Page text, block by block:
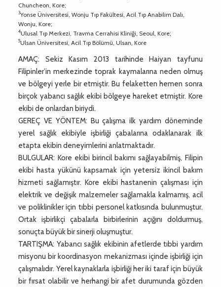
Chuncheon, Kore;
3Yonse Üniversitesi, Wonju Tıp Fakültesi, Acil Tıp Anabilim Dalı,
Wonju, Kore;
4Ulusal Tıp Merkezi, Travma Cerrahisi Kliniği, Seoul, Kore;
5Ulsan Üniversitesi, Acil Tıp Bölümü, Ulsan, Kore
AMAÇ: Sekiz Kasım 2013 tarihinde Haiyan tayfunu
Filipinler’in merkezinde toprak kaymalarına neden olmuş
ve bölgeyi yerle bir etmiştir. Bu felaketten hemen sonra
birçok yabancı sağlık ekibi bölgeye hareket etmiştir. Kore
ekibi de onlardan biriydi.
GEREÇ VE YÖNTEM: Bu çalışma ilk yardım döneminde
yerel sağlık ekibiyle işbirliği çabalarına odaklanarak ilk
etapta ekibin deneyimlerini anlatmaktadır.
BULGULAR: Kore ekibi birincil bakımı sağlayabilmiş, Filipin
ekibi hasta yükünü kapsamak için yetersiz ikincil bakım
hizmeti sağlamıştır. Kore ekibi hastanenin çalışması için
elektrik ve değişik malzemeler sağlamakla kalmamış, acil
ve poliklinikler için tıbbi personel katkısında bulunmuştur.
Ortak işbirlikçi çabalarla birbirlerinin açığını doldurmuş,
sonuçta büyük bir sinerji oluşmuştur.
TARTIŞMA: Yabancı sağlık ekibinin afetlerde tıbbi yardım
misyonu bir koordinasyon mekanizması içinde işbirliği için
çalışmalıdır. Yerel kaynaklarla işbirliği her iki taraf için büyük
bir fırsat olabilir ve herhangi bir afet durumunda gözden